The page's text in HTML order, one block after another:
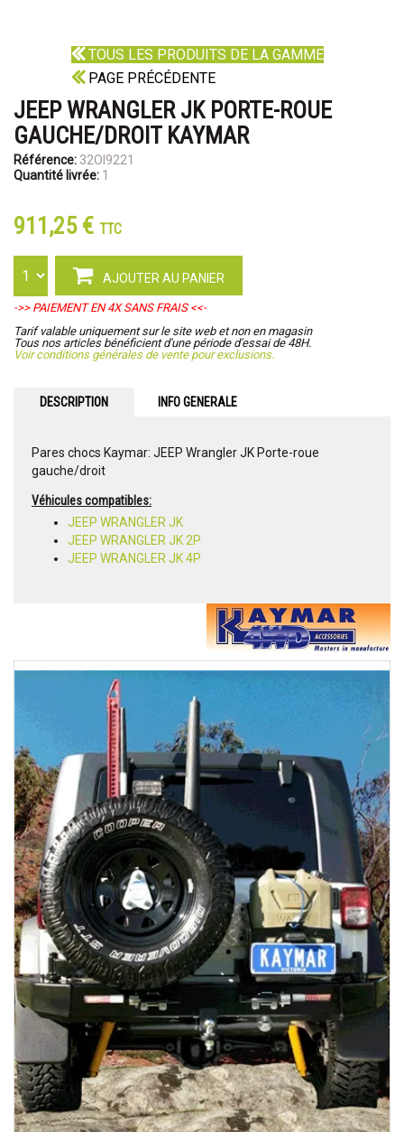
TOUS LES PRODUITS DE LA GAMME
PAGE PRÉCÉDENTE
JEEP WRANGLER JK PORTE-ROUE
GAUCHE/DROIT KAYMAR
Référence: 32OI9221
Quantité livrée: 1
911,25 € TTC
AJOUTER AU PANIER
->> PAIEMENT EN 4X SANS FRAIS <<-
Tarif valable uniquement sur le site web et non en magasin
Tous nos articles bénéficient d'une période d'essai de 48H.
Voir conditions générales de vente pour exclusions.
DESCRIPTION INFO GENERALE
Pares chocs Kaymar: JEEP Wrangler JK Porte-roue
gauche/droit
Véhicules compatibles:
JEEP WRANGLER JK
JEEP WRANGLER JK 2P
JEEP WRANGLER JK 4P